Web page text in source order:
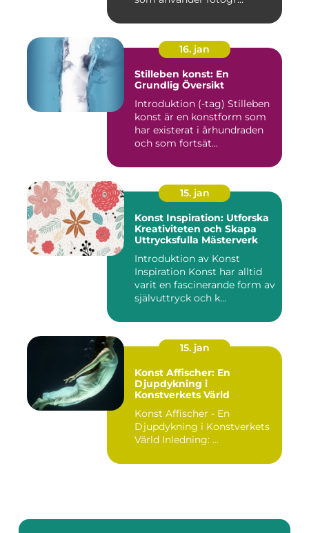
16. jan
Stilleben konst: En
Grundlig Översikt
Introduktion (-tag) Stilleben
konst är en konstform som
har existerat i århundraden
och som fortsät...
15. jan
Konst Inspiration: Utforska
Kreativiteten och Skapa
Uttrycksfulla Mästerverk
Introduktion av Konst
Inspiration Konst har alltid
varit en fascinerande form av
självuttryck och k...
15. jan
Konst Affischer: En
Djupdykning i
Konstverkets Värld
Konst Affischer - En
Djupdykning i Konstverkets
Värld Inledning: ...